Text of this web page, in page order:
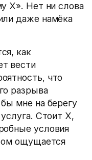
Х». Нет ни слова
даже намёка
как
вести
что
разрыва
мне на берегу
Стоит Х,
условия
ощущается